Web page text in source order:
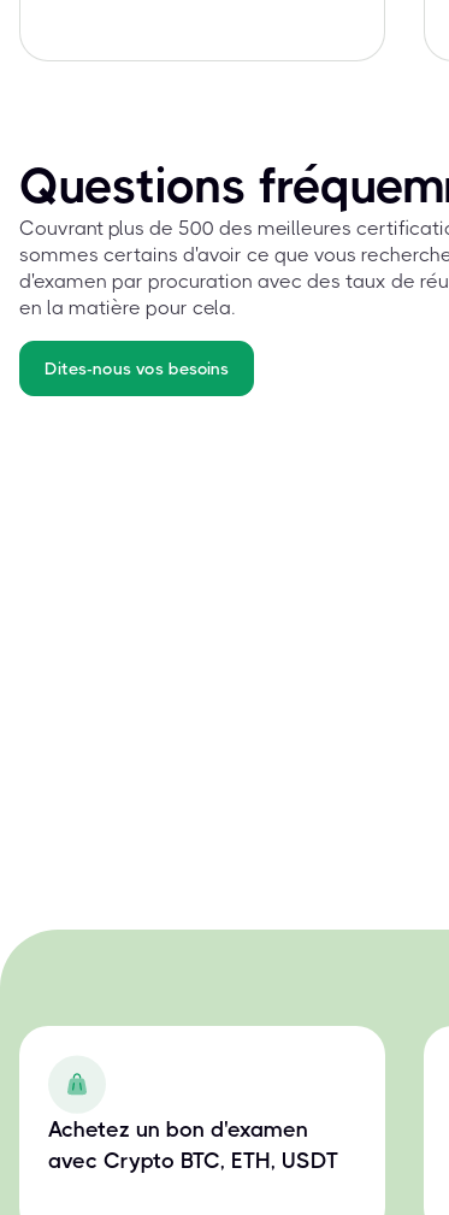
Questions
Couvrant plus de 500 des meilleures
sommes certains d'avoir ce que vous
d'examen par procuration avec des taux de
en la matière pour cela.
Dites-nous vos besoins
Achetez un bon d'examen
avec Crypto BTC, ETH, USDT